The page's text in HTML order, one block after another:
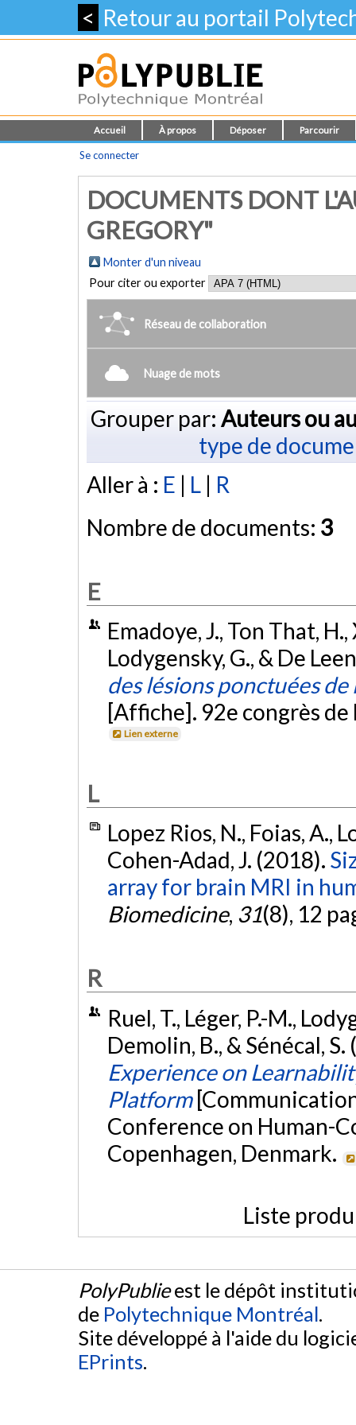
< Retour au portail
Accueil À propos Déposer Parcourir
Se connecter
DOCUMENTS DONT
GREGORY"
Monter d'un niveau
Pour citer ou exporter
Réseau de collaboration
Nuage de mots
Grouper par: Auteurs ou
type de
Aller à : E | L | R
Nombre de documents: 3
E
Emadoye, J., Ton That, H.,
Lodygensky, G., & De
des lésions ponctuées
[Affiche]. 92e congrès de
Lien externe
L
Lopez Rios, N., Foias, A.,
Cohen-Adad, J. (2018).
array for brain MRI in
Biomedicine, 31(8), 12
R
Ruel, T., Léger, P.-M.,
Demolin, B., & Sénécal,
Experience on
Platform
Conference on Human-
Copenhagen, Denmark.
Liste
PolyPublieest le dépôt
de Polytechnique Montréal.
Site développé à l'aide du
EPrints.